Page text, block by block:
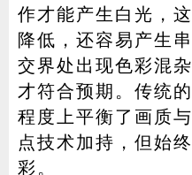
作才能产生白光，
降低，还容易产生
交界处出现色彩混
才符合预期。传统
程度上平衡了画质
点技术加持，但始
彩。